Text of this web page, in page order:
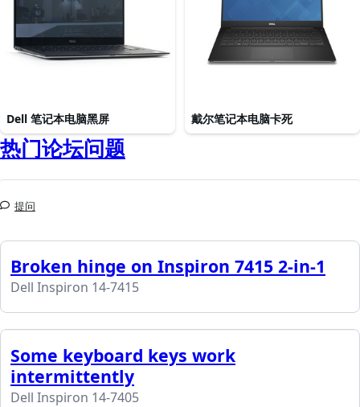
Dell 笔记本电脑黑屏 戴尔笔记本电脑卡死
热门论坛问题
提问
Broken hinge on Inspiron 7415 2-in-1
Dell Inspiron 14-7415
Some keyboard keys work
intermittently
Dell Inspiron 14-7405